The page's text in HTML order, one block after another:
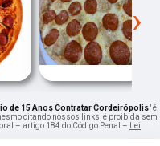
›
de 15 Anos Contratar Cordeirópolis" é
citando nossos links, é proibida sem
– artigo 184 do Código Penal –
Lei